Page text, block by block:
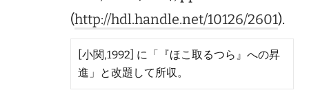
(http://hdl.handle.net/10126/2601).
[小関,1992] に「『ほこ取るつら』への昇
進」と改題して所収。